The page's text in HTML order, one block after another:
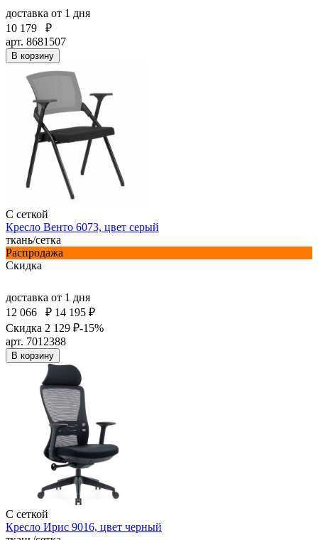
доставка от 1 дня
10 179
₽
арт. 8681507
В корзину
С сеткой
Кресло Венто 6073, цвет серый
ткань/сетка
Распродажа
Скидка
доставка от 1 дня
12 066
₽ 14 195 ₽
Скидка 2 129 ₽-15%
арт. 7012388
В корзину
С сеткой
Кресло Ирис 9016, цвет черный